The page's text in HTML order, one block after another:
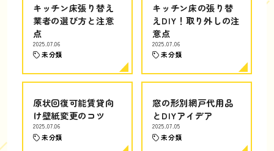
キッチン床張り替え
業者の選び方と注意
点
2025.07.06
未分類
キッチン床の張り替
えDIY！取り外しの注
意点
2025.07.06
未分類
原状回復可能賃貸向
け壁紙変更のコツ
2025.07.06
未分類
窓の形別網戸代用品
とDIYアイデア
2025.07.05
未分類